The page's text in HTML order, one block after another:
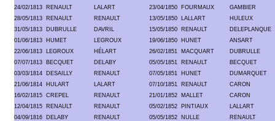
24/02/1813
RENAULT LALART 23/04/1850 FOURMAUX
GAMBIER
28/05/1813
RENAULT RENAULT 13/05/1850 LALLART
HULEUX
31/05/1813
DUBRULLE DAVRIL 15/05/1850 RENAULT
DELEPLANQUE
01/06/1813
HUMET LEGROUX 19/06/1850 HUNET
ANSART
22/06/1813
LEGROUX HÉLART 26/02/1851 MACQUART
DUBRULLE
07/07/1813
BECQUET DELABY 05/05/1851 RENAULT
BECQUET
03/03/1814
DESAILLY RENAULT 07/05/1851 HUNET
DUMARQUET
21/06/1814
HULART LALART 07/10/1851 RENAULT
CARON
16/02/1815 CREPEL RENAULT 21/01/1852 MALLET
CARON
12/04/1815
RENAULT RENAULT 05/02/1852 PINTIAUX
LALLART
04/09/1816
DELABY RENAULT 05/05/1852 NULLE
RENAULT